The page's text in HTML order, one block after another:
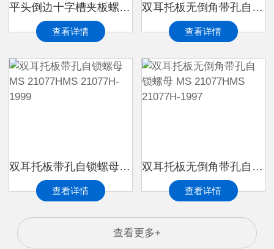
平头倒边十字槽夹板螺母 QIB/IND 1011.1QIB/IND 1011.1
查看详情
双耳托板无倒角带孔自锁螺母 MS 21077HMS 21077H-1999
查看详情
双耳托板带孔自锁螺母 MS 21077HMS 21077H-1999
查看详情
双耳托板无倒角带孔自锁螺母 MS 21077HMS 21077H-1997
查看详情
查看更多+